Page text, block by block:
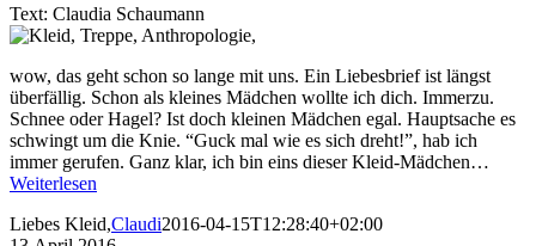
Text: Claudia Schaumann
wow, das geht schon so lange mit uns. Ein Liebesbrief ist längst
überfällig. Schon als kleines Mädchen wollte ich dich. Immerzu.
Schnee oder Hagel? Ist doch kleinen Mädchen egal. Hauptsache es
schwingt um die Knie. “Guck mal wie es sich dreht!”, hab ich
immer gerufen. Ganz klar, ich bin eins dieser Kleid-Mädchen…
Weiterlesen
Liebes Kleid,Claudi2016-04-15T12:28:40+02:00